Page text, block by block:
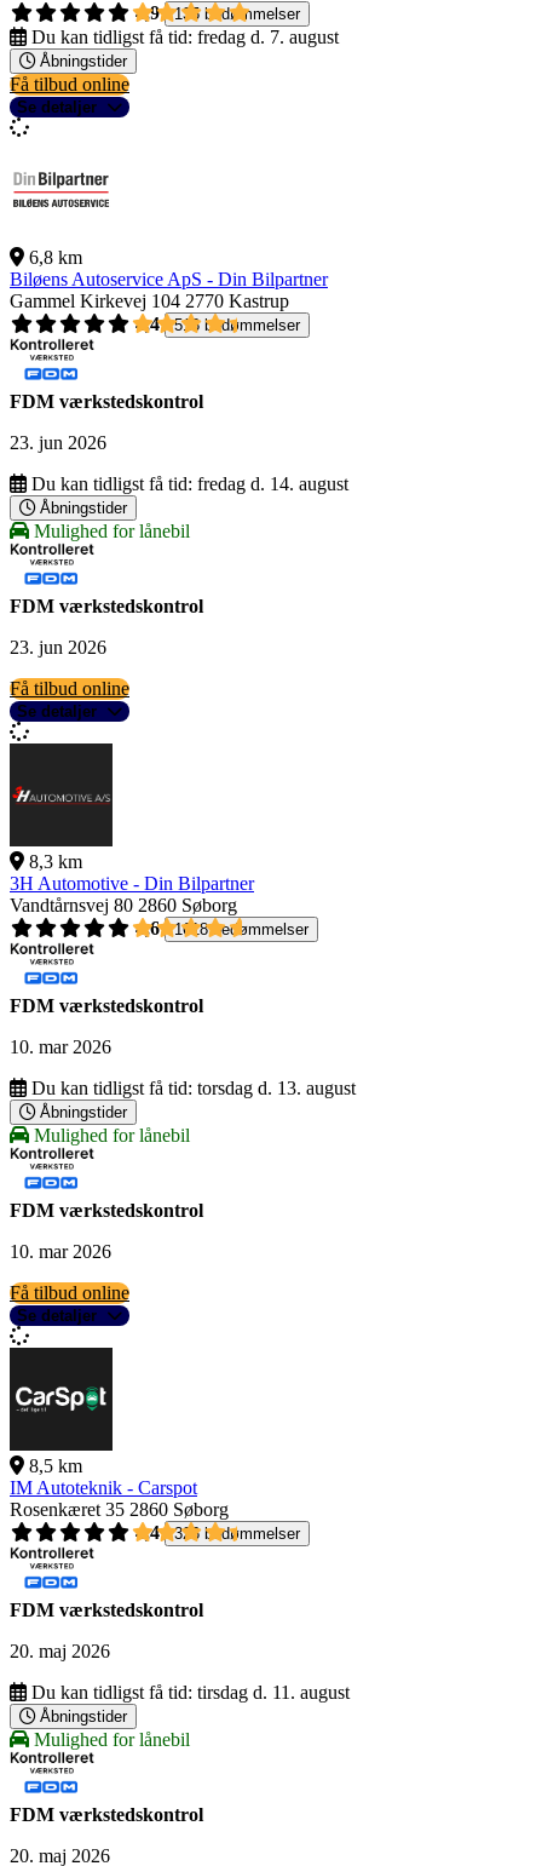
4,9
135 bedømmelser
Du kan tidligst få tid: fredag d. 7. august
Åbningstider
Få tilbud online
Se detaljer
6,8 km
Biløens Autoservice ApS - Din Bilpartner
Gammel Kirkevej 104 2770 Kastrup
4,4
518 bedømmelser
FDM værkstedskontrol
23. jun 2026
Du kan tidligst få tid: fredag d. 14. august
Åbningstider
Mulighed for lånebil
FDM værkstedskontrol
23. jun 2026
Få tilbud online
Se detaljer
8,3 km
3H Automotive - Din Bilpartner
Vandtårnsvej 80 2860 Søborg
4,6
1618 bedømmelser
FDM værkstedskontrol
10. mar 2026
Du kan tidligst få tid: torsdag d. 13. august
Åbningstider
Mulighed for lånebil
FDM værkstedskontrol
10. mar 2026
Få tilbud online
Se detaljer
8,5 km
IM Autoteknik - Carspot
Rosenkæret 35 2860 Søborg
4,4
326 bedømmelser
FDM værkstedskontrol
20. maj 2026
Du kan tidligst få tid: tirsdag d. 11. august
Åbningstider
Mulighed for lånebil
FDM værkstedskontrol
20. maj 2026